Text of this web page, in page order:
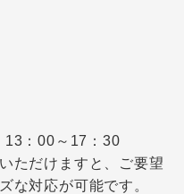
13：00～17：30
ただけますと、ご要望
な対応が可能です。